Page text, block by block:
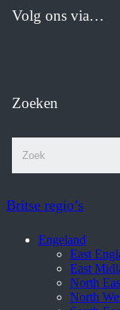
Volg ons via…
Zoeken
Britse regio’s
Engeland
East
East
North
North